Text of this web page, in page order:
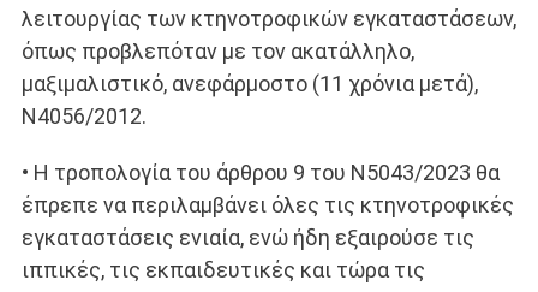
λειτουργίας των κτηνοτροφικών εγκαταστάσεων,
όπως προβλεπόταν με τον ακατάλληλο,
μαξιμαλιστικό, ανεφάρμοστο (11 χρόνια μετά),
Ν4056/2012.
• Η τροπολογία του άρθρου 9 του Ν5043/2023 θα
έπρεπε να περιλαμβάνει όλες τις κτηνοτροφικές
εγκαταστάσεις ενιαία, ενώ ήδη εξαιρούσε τις
ιππικές, τις εκπαιδευτικές και τώρα τις